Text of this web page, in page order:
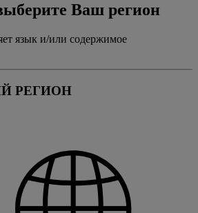
Ваш регион
язык и/или содержимое
РЕГИОН